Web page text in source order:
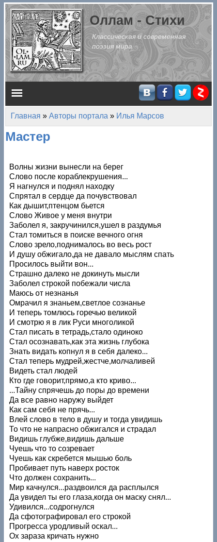
Перейти к основному содержанию
Оллам - Стихи
Классическая и современная
поэзия мира
Главное меню
Вы здесь
Главная » Авторы портала » Илья Марсов
Мастер
Волны жизни вынесли на берег
Слово после кораблекрушения...
Я нагнулся и поднял находку
Спрятал в сердце да почувствовал
Как дышит,птенцом бьется
Слово Живое у меня внутри
Заболел я, закручинился,ушел в раздумья
Стал томиться в поиске вечного огня
Слово зрело,поднималось во весь рост
И душу обжигало,да не давало мыслям спать
Просилось выйти вон...
Страшно далеко не докинуть мысли
Заболел строкой побежали числа
Маюсь от незнанья
Омрачил я знаньем,светлое сознанье
И теперь томлюсь горечью великой
И смотрю я в лик Руси многоликой
Стал писать в тетрадь,стало одиноко
Стал осознавать,как эта жизнь глубока
Знать видать копнул я в себя далеко...
Стал теперь мудрей,жестче,молчаливей
Видеть стал людей
Кто где говорит,прямо,а кто криво...
...Тайну спрячешь до поры до времени
Да все равно наружу выйдет
Как сам себя не прячь...
Влей слово в тело в душу и тогда увидишь
То что не напрасно обжигался и страдал
Видишь глубже,видишь дальше
Чуешь что то созревает
Чуешь как скребется мышью боль
Пробивает путь наверх росток
Что должен сохранить...
Мир качнулся...раздвоился да расплылся
Да увидел ты его глаза,когда он маску снял...
Удивился...содрогнулся
Да сфотографировал его строкой
Прогресса уродливый оскал...
Ох зараза кричать нужно